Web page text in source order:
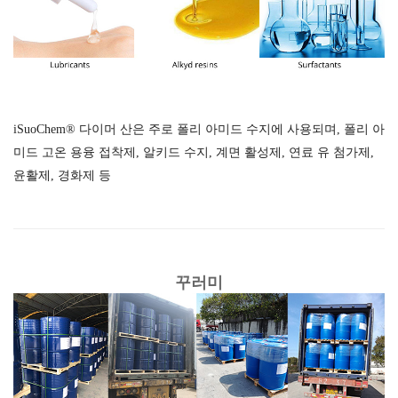
iSuoChem® 다이머 산은 주로 폴리 아미드 수지에 사용되며, 폴리 아
미드 고온 용융 접착제, 알키드 수지, 계면 활성제, 연료 유 첨가제,
윤활제, 경화제 등
꾸러미